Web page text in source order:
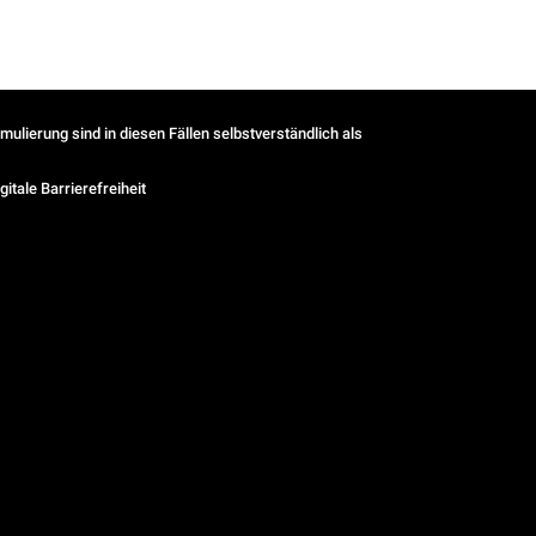
sind in diesen Fällen selbstverständlich als
Barrierefreiheit